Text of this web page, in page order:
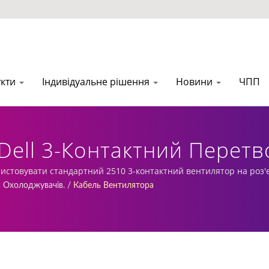
Індивідуальне рішення Новини ЧПП
3-Контактний
Алюмінієвих
стандартний 2510 3-контактний вентилятор на
радіаторів та їх виготовлення.
Охолоджувачів. / Кабель Вентилятора